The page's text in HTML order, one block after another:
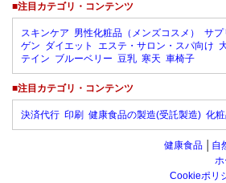
■注目カテゴリ・コンテンツ
スキンケア 男性化粧品（メンズコスメ） サプ
ゲン ダイエット エステ・サロン・スパ向け
テイン ブルーベリー 豆乳 寒天 車椅子
■注目カテゴリ・コンテンツ
決済代行 印刷 健康食品の製造(受託製造) 化
健康食品 自
ホ
Cookieポリ